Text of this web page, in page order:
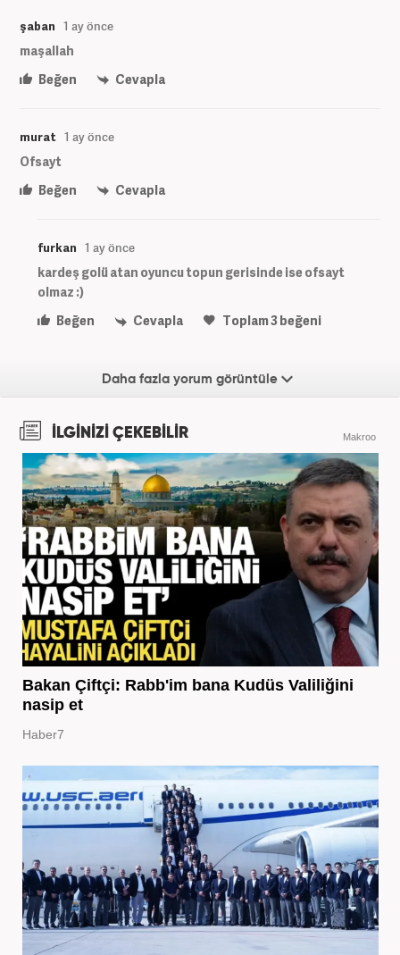
şaban 1 ay önce
maşallah
Beğen
Cevapla
murat 1 ay önce
Ofsayt
Beğen
Cevapla
furkan 1 ay önce
kardeş golü atan oyuncu topun gerisinde ise ofsayt
olmaz :)
Beğen
Cevapla Toplam3beğeni
Daha fazla yorum görüntüle
İLGİNİZİ ÇEKEBİLİR Makroo
Bakan Çiftçi: Rabb'im bana Kudüs Valiliğini
nasip et
Haber7